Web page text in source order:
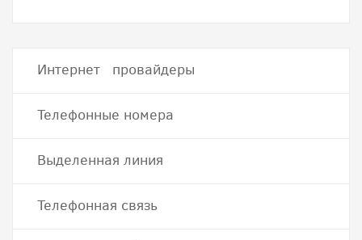
Интернет провайдеры
Телефонные номера
Выделенная линия
Телефонная связь